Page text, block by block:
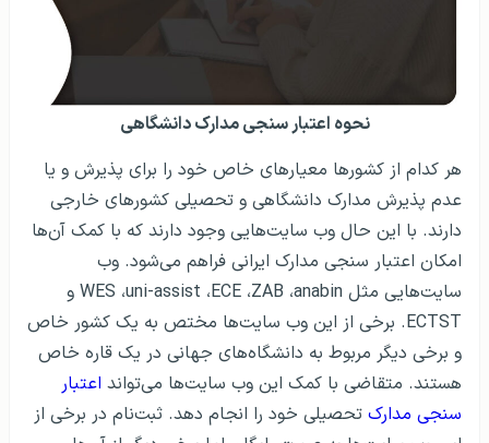
نحوه اعتبار سنجی مدارک دانشگاهی
هر کدام از کشورها معیارهای خاص خود را برای پذیرش و یا
عدم پذیرش مدارک دانشگاهی و تحصیلی کشورهای خارجی
دارند. با این حال وب سایت‌هایی وجود دارند که با کمک آن‌ها
امکان اعتبار سنجی مدارک ایرانی فراهم می‌شود. وب
سایت‌هایی مثل WES ،uni-assist ،ECE ،ZAB ،anabin و
ECTST. برخی از این وب سایت‌ها مختص به یک کشور خاص
و برخی دیگر مربوط به دانشگاه‌های جهانی در یک قاره خاص
هستند. متقاضی با کمک این وب سایت‌ها می‌تواند اعتبار
سنجی مدارک تحصیلی خود را انجام دهد. ثبت‌نام در برخی از